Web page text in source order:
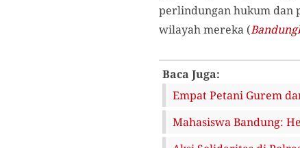
perlindungan hukum dan
wilayah mereka (
Baca Juga:
Empat Petani Gurem
Mahasiswa Bandung: